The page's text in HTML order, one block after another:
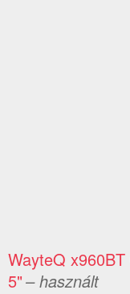
WayteQ
5"– használt